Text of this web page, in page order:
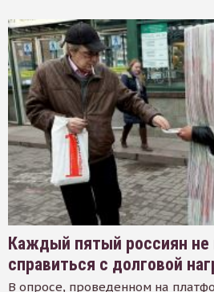
Каждый пятый россиян
справиться с долговой
В опросе, проведенном на